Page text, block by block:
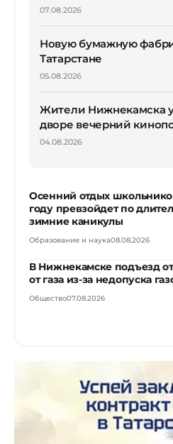
07.08.2026
Новую бумажную
Татарстане
05.08.2026
Жители Нижнекамска
дворе вечерний
04.08.2026
Осенний отдых
году превзойдет по
зимние каникулы
Образование и наука08.08.2026
В Нижнекамске подъезд
от газа из-за недопуска
Общество07.08.2026